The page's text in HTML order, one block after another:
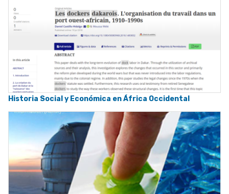
Historia Social y Económica en África Occidental